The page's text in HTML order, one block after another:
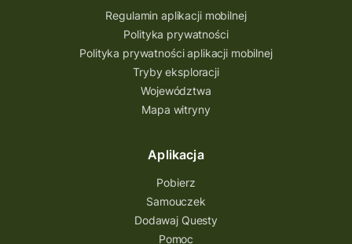
Regulamin aplikacji mobilnej
Polityka prywatności
Polityka prywatności aplikacji mobilnej
Tryby eksploracji
Województwa
Mapa witryny
Aplikacja
Pobierz
Samouczek
Dodawaj Questy
Pomoc